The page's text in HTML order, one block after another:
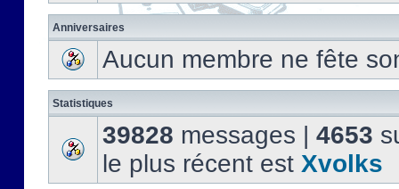
Anniversaires
Aucun membre ne fête
Statistiques
39828 messages | 4653
le plus récent est Xvolks